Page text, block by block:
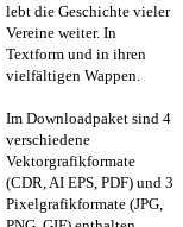
lebt die Geschichte vieler
Vereine weiter. In
Textform und in ihren
vielfältigen Wappen.
Im Downloadpaket sind 4
verschiedene
Vektorgrafikformate
(CDR, AI EPS, PDF) und 3
Pixelgrafikformate (JPG,